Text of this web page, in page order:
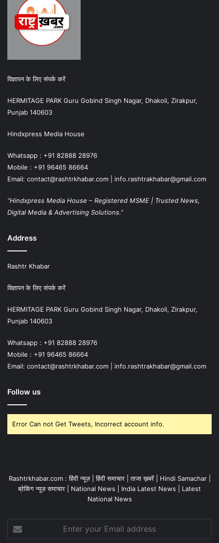
विज्ञापन के लिए संपर्क करें
HERMITAGE PARK Guru Gobind Singh Nagar, Dhakoli, Zirakpur,
Punjab 140603
Hindxpress Media House
Whatsapp : +91 82888 28976
Mobile : +91 96465 86664
Email: contact@rashtrkhabar.com | info.rashtrakhabar@gmail.com
“Hindxpress Media House – Registered MSME | Trusted News,
Digital Media & Advertising Solutions.”
Address
Rashtr Khabar
विज्ञापन के लिए संपर्क करें
HERMITAGE PARK Guru Gobind Singh Nagar, Dhakoli, Zirakpur,
Punjab 140603
Whatsapp : +91 82888 28976
Mobile : +91 96465 86664
Email: contact@rashtrkhabar.com | info.rashtrakhabar@gmail.com
Follow us
Error Can not Get Tweets, Incorrect account info.
Rashtrkhabar.com : हिंदी न्यूज़ | हिंदी समाचार | ताजा ख़बरें | Hindi Samachar |
ब्रेकिंग न्यूज़ समाचार | National News | India Latest News | Latest
National News
Enter
your